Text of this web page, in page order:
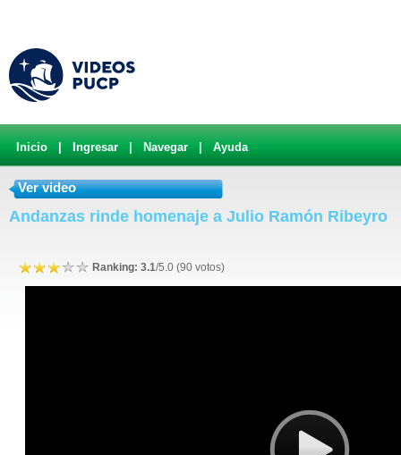
Inicio Ingresar Navegar Ayuda
Ver video
Andanzas rinde homenaje a Julio Ramón Ribeyro
Ranking: 3.1/5.0 (90 votos)